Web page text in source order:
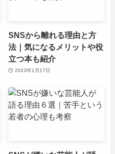
SNSから離れる理由と方
法｜気になるメリットや役
立つ本も紹介
2023年1月17日